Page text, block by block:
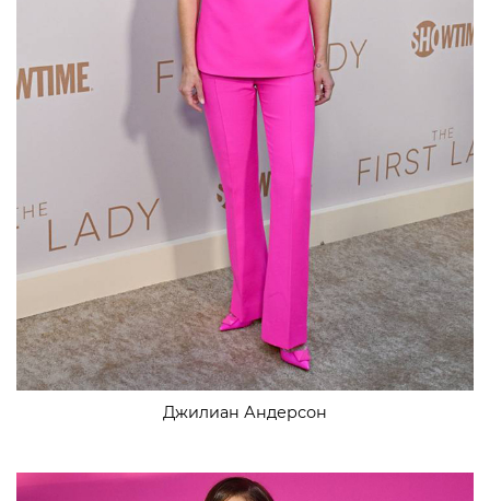
Джилиан Андерсон